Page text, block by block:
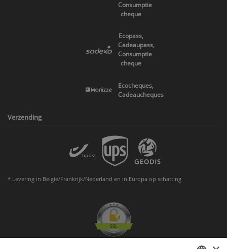
Consumptie
cheque
Ecopass,
Cadeaupass,
Consumptie
cheque
Ecocheques,
Cadeaucheques
Verzending
* Levering in Belgie/Frankrijk/Nederland en in Europa op schatting